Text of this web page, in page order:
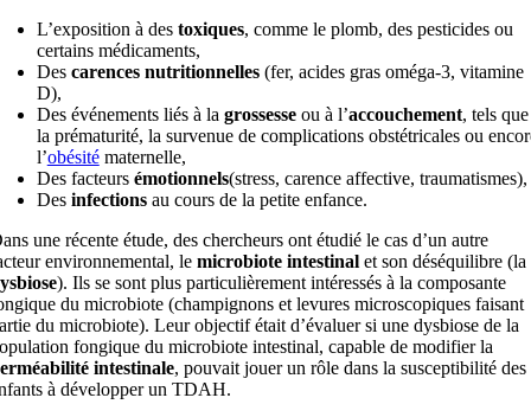
L’exposition à des toxiques, comme le plomb, des pesticides ou
certains médicaments,
Des carences nutritionnelles(fer, acides gras oméga-3, vitamine
D),
Des événements liés à la grossesseou à l’accouchement, tels que
la prématurité, la survenue de complications obstétricales ou
l’obésitématernelle,
Des facteurs émotionnels(stress, carence affective, traumatismes),
Des infections au cours de la petite enfance.
une récente étude, des chercheurs ont étudié le cas d’un autre
environnemental, le microbiote intestinalet son déséquilibre (la
). Ils se sont plus particulièrement intéressés à la composante
du microbiote (champignons et levures microscopiques faisant
du microbiote). Leur objectif était d’évaluer si une dysbiose de la
fongique du microbiote intestinal, capable de modifier la
intestinale, pouvait jouer un rôle dans la susceptibilité des
à développer un TDAH.